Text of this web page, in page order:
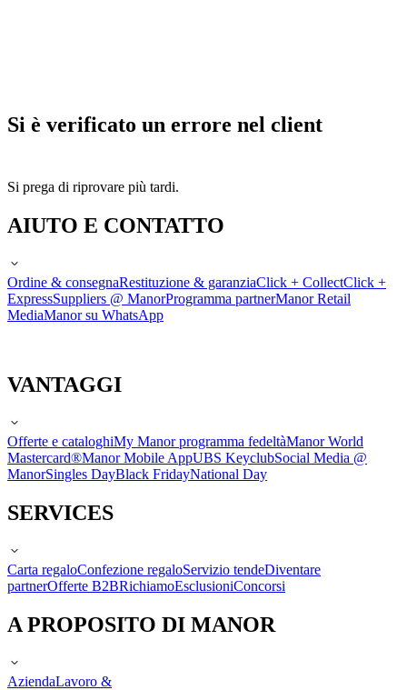
Si è verificato un errore nel client
Si prega di riprovare più tardi.
AIUTO E CONTATTO
Ordine & consegnaRestituzione & garanziaClick + CollectClick +
ExpressSuppliers @ ManorProgramma partnerManor Retail
MediaManor su WhatsApp
VANTAGGI
Offerte e cataloghiMy Manor programma fedeltàManor World
Mastercard®Manor Mobile AppUBS KeyclubSocial Media @
ManorSingles DayBlack FridayNational Day
SERVICES
Carta regaloConfezione regaloServizio tendeDiventare
partnerOfferte B2BRichiamoEsclusioniConcorsi
A PROPOSITO DI MANOR
AziendaLavoro &